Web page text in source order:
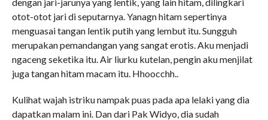
otot-otot jari di seputarnya. Yanagn hitam sepertinya
menguasai tangan lentik putih yang lembut itu. Sungguh
merupakan pemandangan yang sangat erotis. Aku menjadi
ngaceng seketika itu. Air liurku kutelan, pengin aku menjilat
juga tangan hitam macam itu. Hhoocchh..
Kulihat wajah istriku nampak puas pada apa lelaki yang dia
dapatkan malam ini. Dan dari Pak Widyo, dia sudah